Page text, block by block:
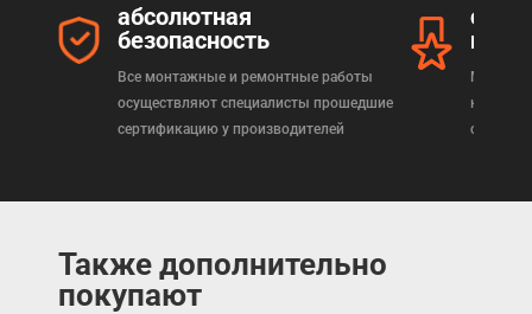
абсолютная
безопасность
Все монтажные и ремонтные работы
осуществляют специалисты прошедшие
сертификацию у производителей
Мы
Также дополнительно
покупают